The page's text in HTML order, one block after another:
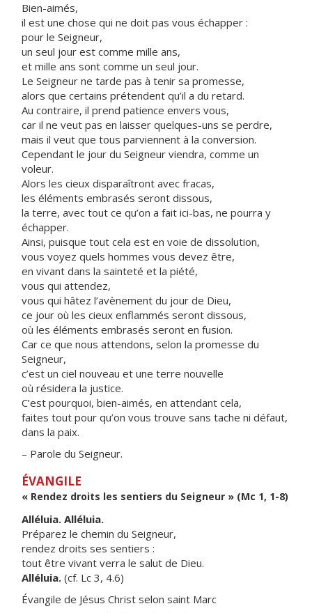
Bien-aimés,
il est une chose qui ne doit pas vous échapper :
pour le Seigneur,
un seul jour est comme mille ans,
et mille ans sont comme un seul jour.
Le Seigneur ne tarde pas à tenir sa promesse,
alors que certains prétendent qu’il a du retard.
Au contraire, il prend patience envers vous,
car il ne veut pas en laisser quelques-uns se perdre,
mais il veut que tous parviennent à la conversion.
Cependant le jour du Seigneur viendra, comme un
voleur.
Alors les cieux disparaîtront avec fracas,
les éléments embrasés seront dissous,
la terre, avec tout ce qu’on a fait ici-bas, ne pourra y
échapper.
Ainsi, puisque tout cela est en voie de dissolution,
vous voyez quels hommes vous devez être,
en vivant dans la sainteté et la piété,
vous qui attendez,
vous qui hâtez l’avènement du jour de Dieu,
ce jour où les cieux enflammés seront dissous,
où les éléments embrasés seront en fusion.
Car ce que nous attendons, selon la promesse du
Seigneur,
c’est un ciel nouveau et une terre nouvelle
où résidera la justice.
C’est pourquoi, bien-aimés, en attendant cela,
faites tout pour qu’on vous trouve sans tache ni défaut,
dans la paix.
– Parole du Seigneur.
ÉVANGILE
« Rendez droits les sentiers du Seigneur » (Mc 1, 1-8)
Alléluia. Alléluia.
Préparez le chemin du Seigneur,
rendez droits ses sentiers :
tout être vivant verra le salut de Dieu.
Alléluia. (cf. Lc 3, 4.6)
Évangile de Jésus Christ selon saint Marc